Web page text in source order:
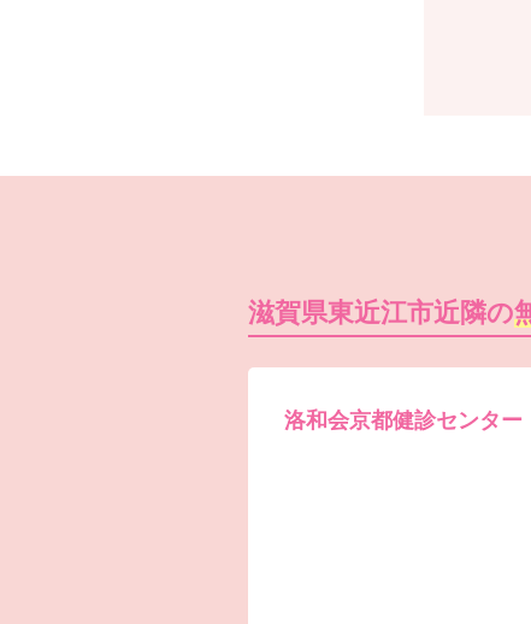
滋賀県東近江市近隣の
洛和会京都健診センター